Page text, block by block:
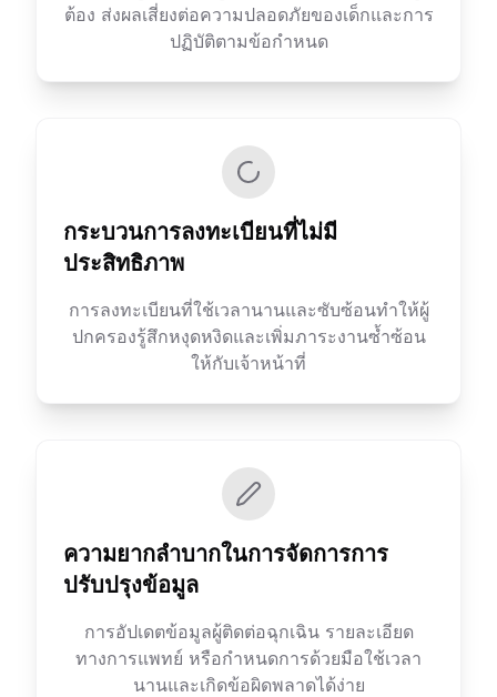
ต้อง ส่งผลเสี่ยงต่อความปลอดภัยของเด็กและการ
ปฏิบัติตามข้อกำหนด
กระบวนการลงทะเบียนที่ไม่มี
ประสิทธิภาพ
การลงทะเบียนที่ใช้เวลานานและซับซ้อนทำให้ผู้
ปกครองรู้สึกหงุดหงิดและเพิ่มภาระงานซ้ำซ้อน
ให้กับเจ้าหน้าที่
ความยากลำบากในการจัดการการ
ปรับปรุงข้อมูล
การอัปเดตข้อมูลผู้ติดต่อฉุกเฉิน รายละเอียด
ทางการแพทย์ หรือกำหนดการด้วยมือใช้เวลา
นานและเกิดข้อผิดพลาดได้ง่าย